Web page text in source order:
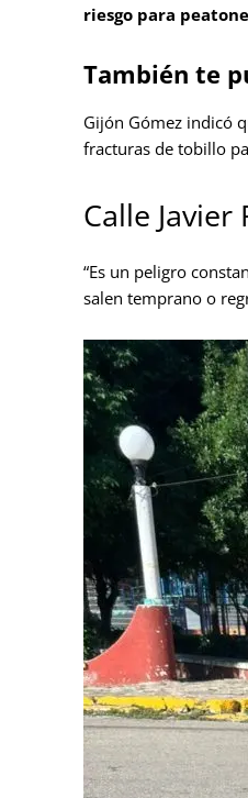
riesgo para
También te
Gijón Gómez indicó
fracturas de tobillo
Calle
“Es un peligro
salen temprano o